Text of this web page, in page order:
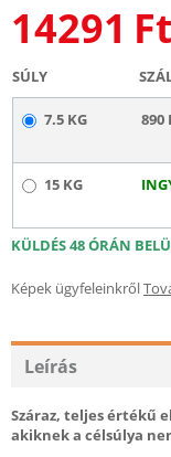
14291 Ft
SÚLY
7.5 KG 890
15 KG
KÜLDÉS 48 ÓRÁN
Képek ügyfeleinkről
Leírás
Száraz, teljes értékű
akiknek a célsúlya